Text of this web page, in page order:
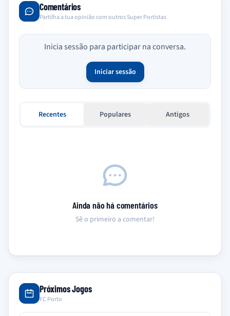
Comentários
Partilha a tua opinião com outros Super Portistas
Inicia sessão para participar na conversa.
Iniciar sessão
Recentes Populares Antigos
Ainda não há comentários
Sê o primeiro a comentar!
Próximos Jogos
FC Porto